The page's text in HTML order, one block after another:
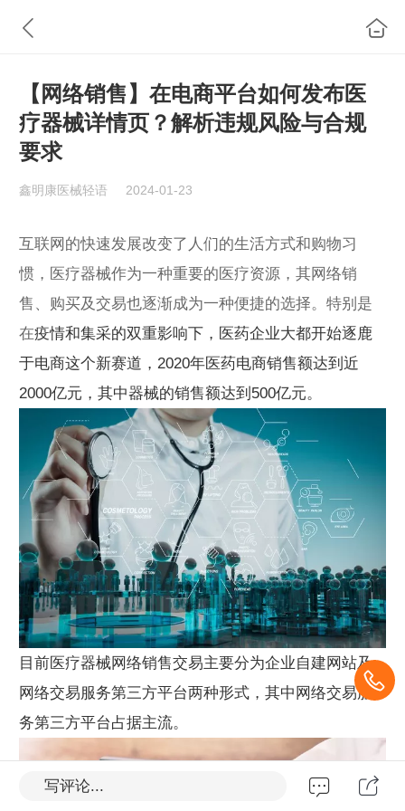
【网络销售】在电商平台如何发布医
疗器械详情页？解析违规风险与合规
要求
鑫明康医械轻语 2024-01-23
互联网的快速发展改变了人们的生活方式和购物习
惯，医疗器械作为一种重要的医疗资源，其网络销
售、购买及交易也逐渐成为一种便捷的选择。特别是
在疫情和集采的双重影响下，医药企业大都开始逐鹿
于电商这个新赛道，2020年医药电商销售额达到近
2000亿元，其中器械的销售额达到500亿元。
目前医疗器械网络销售交易主要分为企业自建网站及
网络交易服务第三方平台两种形式，其中网络交易服
务第三方平台占据主流。
写评论...